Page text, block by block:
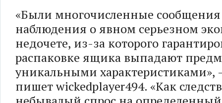
«Были многочисленные
наблюдения о явном серьезном
недочете, из-за которого
распаковке ящика выпадают
уникальными характеристиками»,
пишет wickedplayer494. «Как